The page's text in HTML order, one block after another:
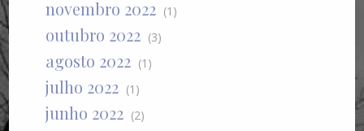
novembro 2022 (1)
outubro 2022 (3)
agosto 2022 (1)
julho 2022 (1)
junho 2022 (2)